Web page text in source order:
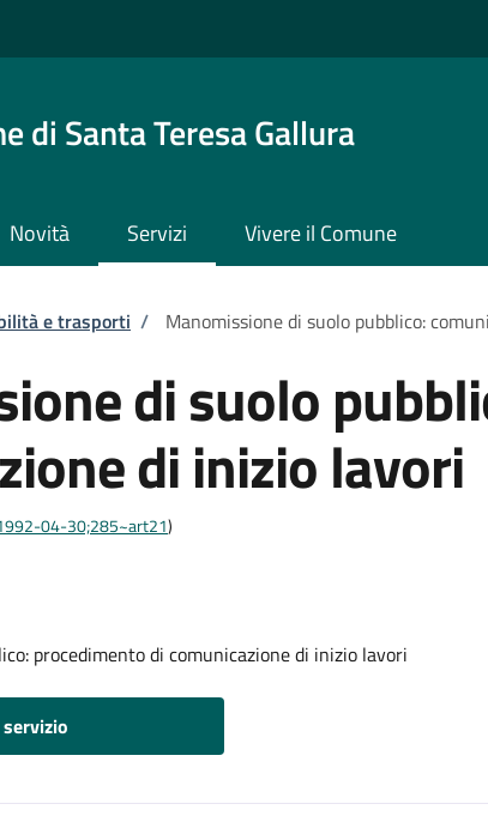
di Santa Teresa Gallura
Novità Servizi Vivere il Comune
e trasporti / Manomissione di suolo pubblico:
di suolo
di inizio lavori
04-30;285~art21)
procedimento di comunicazione di inizio lavori